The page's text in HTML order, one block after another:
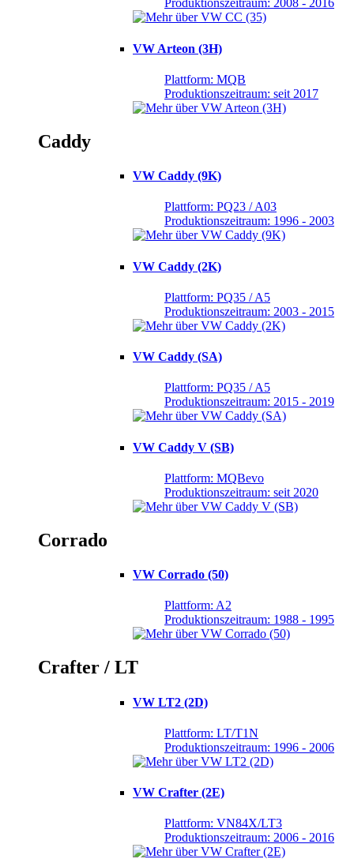
Produktionszeitraum: 2008 - 2016
VW Arteon (3H)
Plattform: MQB
Produktionszeitraum: seit 2017
Caddy
VW Caddy (9K)
Plattform: PQ23 / A03
Produktionszeitraum: 1996 - 2003
VW Caddy (2K)
Plattform: PQ35 / A5
Produktionszeitraum: 2003 - 2015
VW Caddy (SA)
Plattform: PQ35 / A5
Produktionszeitraum: 2015 - 2019
VW Caddy V (SB)
Plattform: MQBevo
Produktionszeitraum: seit 2020
Corrado
VW Corrado (50)
Plattform: A2
Produktionszeitraum: 1988 - 1995
Crafter / LT
VW LT2 (2D)
Plattform: LT/T1N
Produktionszeitraum: 1996 - 2006
VW Crafter (2E)
Plattform: VN84X/LT3
Produktionszeitraum: 2006 - 2016